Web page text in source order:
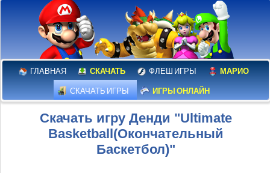
ГЛАВНАЯ СКАЧАТЬ ФЛЕШ ИГРЫ МАРИО
СКАЧАТЬ ИГРЫ ИГРЫ ОНЛАЙН
Скачать игру Денди "Ultimate
Basketball(Окончательный
Баскетбол)"